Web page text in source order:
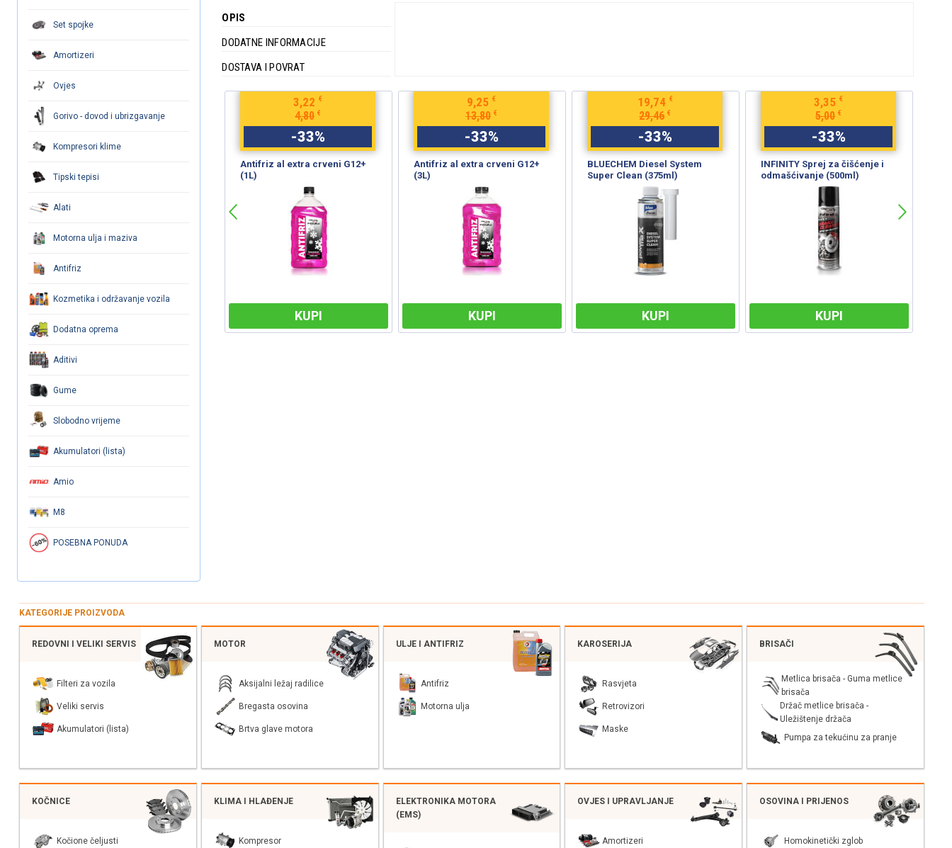
OPIS
DODATNE INFORMACIJE
DOSTAVA I POVRAT
12,00 € 4,80 €
3,22 €
-33%
Antifriz al extra crveni G12+
(1L)
KUPI
13,80 €
9,25 €
-33%
Antifriz al extra crveni G12+
(3L)
KUPI
29,46 €
19,74 €
-33%
BLUECHEM Diesel System
Super Clean (375ml)
KUPI
5,00 €
3,35 €
-33%
INFINITY Sprej za čišćenje i
odmašćivanje (500ml)
KUPI
Set spojke
Amortizeri
Ovjes
Gorivo - dovod i ubrizgavanje
Kompresori klime
Tipski tepisi
Alati
Motorna ulja i maziva
Antifriz
Kozmetika i održavanje vozila
Dodatna oprema
Aditivi
Gume
Slobodno vrijeme
Akumulatori (lista)
Amio
M8
POSEBNA PONUDA
KATEGORIJE PROIZVODA
REDOVNI I VELIKI SERVIS
Filteri za vozila
Veliki servis
Akumulatori (lista)
MOTOR
Aksijalni ležaj radilice
Bregasta osovina
Brtva glave motora
ULJE I ANTIFRIZ
Antifriz
Motorna ulja
KAROSERIJA
Rasvjeta
Retrovizori
Maske
BRISAČI
Metlica brisača - Guma metlice
brisača
Držač metlice brisača -
Uležištenje držača
Pumpa za tekućinu za pranje
KOČNICE
Kočione čeljusti
KLIMA I HLAĐENJE
Kompresor
ELEKTRONIKA MOTORA
(EMS)
OVJES I UPRAVLJANJE
Amortizeri
OSOVINA I PRIJENOS
Homokinetički zglob